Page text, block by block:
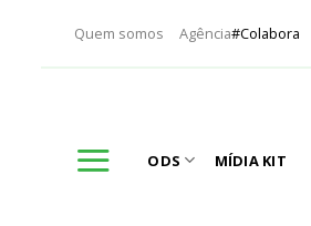
Quem somos Agência#Colabora
ODS MÍDIA KIT